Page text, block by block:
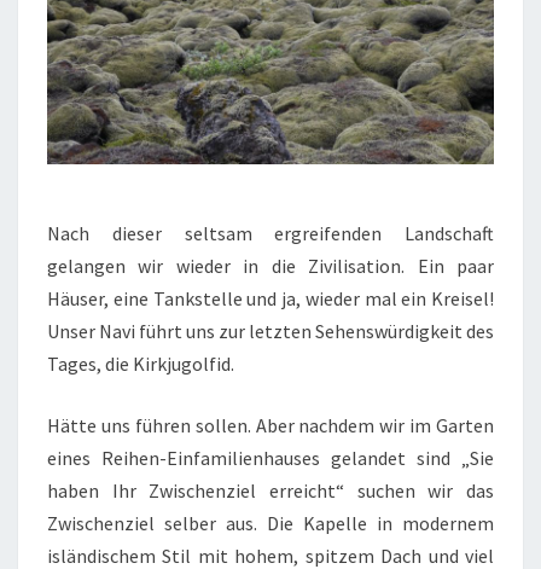
Nach dieser seltsam ergreifenden Landschaft
gelangen wir wieder in die Zivilisation. Ein paar
Häuser, eine Tankstelle und ja, wieder mal ein Kreisel!
Unser Navi führt uns zur letzten Sehenswürdigkeit des
Tages, die Kirkjugolfid.
Hätte uns führen sollen. Aber nachdem wir im Garten
eines Reihen-Einfamilienhauses gelandet sind „Sie
haben Ihr Zwischenziel erreicht“ suchen wir das
Zwischenziel selber aus. Die Kapelle in modernem
isländischem Stil mit hohem, spitzem Dach und viel